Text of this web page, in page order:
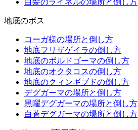
白髪のライネルの場所と倒し方
地底のボス
コーガ様の場所と倒し方
地底フリザゲイラの倒し方
地底のボルドゴーマの倒し方
地底のオクタコスの倒し方
地底のクィンギブドの倒し方
デグガーマの場所と倒し方
黒曜デグガーマの場所と倒し方
白蒼デグガーマの場所と倒し方